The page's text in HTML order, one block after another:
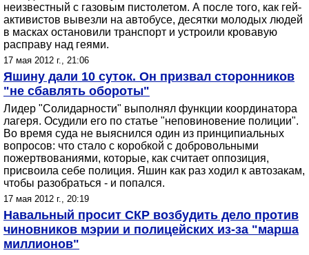
неизвестный с газовым пистолетом. А после того, как гей-
активистов вывезли на автобусе, десятки молодых людей
в масках остановили транспорт и устроили кровавую
расправу над геями.
17 мая 2012 г., 21:06
Яшину дали 10 суток. Он призвал сторонников
"не сбавлять обороты"
Лидер "Солидарности" выполнял функции координатора
лагеря. Осудили его по статье "неповиновение полиции".
Во время суда не выяснился один из принципиальных
вопросов: что стало с коробкой с добровольными
пожертвованиями, которые, как считает оппозиция,
присвоила себе полиция. Яшин как раз ходил к автозакам,
чтобы разобраться - и попался.
17 мая 2012 г., 20:19
Навальный просит СКР возбудить дело против
чиновников мэрии и полицейских из-за "марша
миллионов"